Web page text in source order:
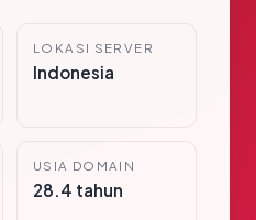
LOKASI SERVER
Indonesia
USIA DOMAIN
28.4 tahun